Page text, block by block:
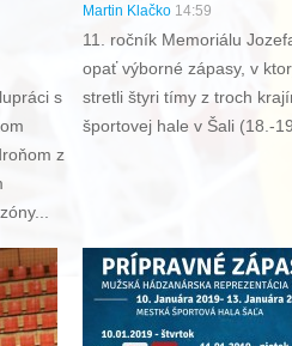
s
z
Martin Klačko 14:59
11. ročník Memoriálu
opať výborné zápasy, v
stretli štyri tímy z troch
športovej hale v Šali (18.-